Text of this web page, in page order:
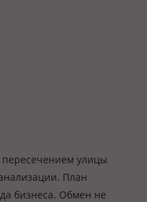
улицы
План
бизнеса. Обмен не